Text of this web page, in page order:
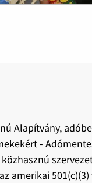
Alapítvány,
-
amerikai 501(c)(3)